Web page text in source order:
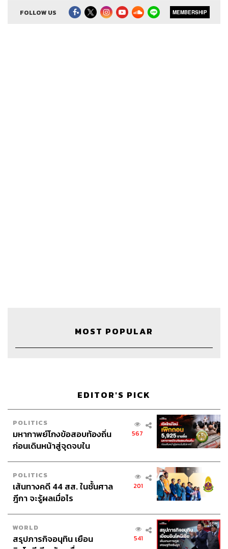
Credits
Host & Show Creatorนครินทร์ วนกิจไพบูลย์
Manager
Assistantอสุมิ สุกี้คาวะ
FOLLOW US MEMBERSHIP
MOST POPULAR
EDITOR'S PICK
POLITICS
มหากาพย์โกงข้อสอบท้องถิ่น
ก่อนเดินหน้าสู่จุดจบใน
567
POLITICS
เส้นทางคดี 44 สส. ในชั้นศาล
ฎีกา จะรู้ผลเมื่อไร
201
WORLD
สรุปภารกิจอนุทิน เยือน
541